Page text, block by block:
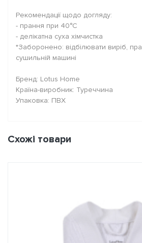
Рекомендації щодо догляду:
- прання при 40°C
- делікатна суха хімчистка
*Заборонено: відбілювати виріб,
сушильній машині
Бренд: Lotus Home
Країна-виробник: Туреччина
Упаковка: ПВХ
Схожі товари